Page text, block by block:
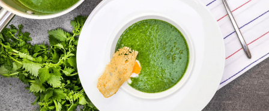
Články
TV Program
Škola vaření
Recepty z TV